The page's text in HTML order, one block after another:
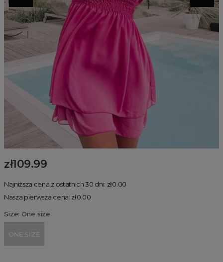
zł109.99
Najniższa cena z ostatnich 30 dni: zł0.00
Nasza pierwsza cena: zł0.00
Size: One size
ONE SIZE